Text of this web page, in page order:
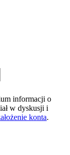
informacji o
w dyskusji i
konta.